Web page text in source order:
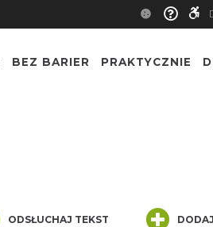
BEZ BARIER PRAKTYCZNIE
ODSŁUCHAJ TEKST